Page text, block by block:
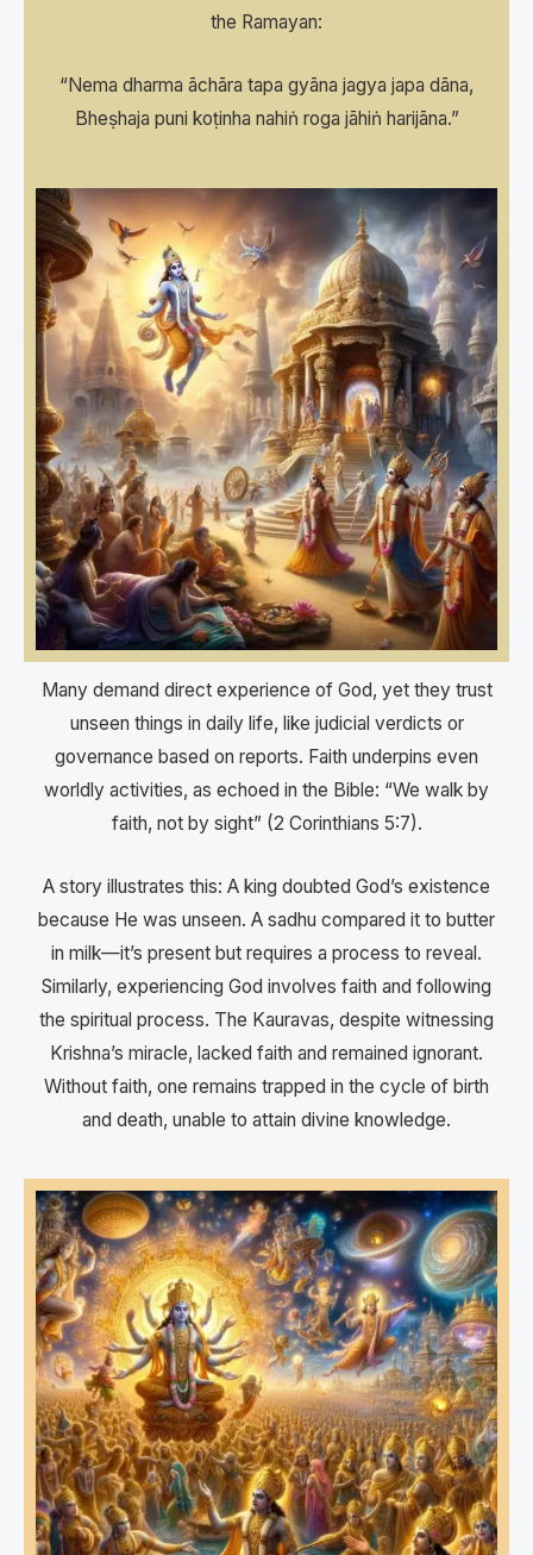
the Ramayan:
“Nema dharma āchāra tapa gyāna jagya japa dāna,
Bheṣhaja puni koṭinha nahiṅ roga jāhiṅ harijāna.”
Many demand direct experience of God, yet they trust
unseen things in daily life, like judicial verdicts or
governance based on reports. Faith underpins even
worldly activities, as echoed in the Bible: “We walk by
faith, not by sight” (2 Corinthians 5:7).
A story illustrates this: A king doubted God’s existence
because He was unseen. A sadhu compared it to butter
in milk—it’s present but requires a process to reveal.
Similarly, experiencing God involves faith and following
the spiritual process. The Kauravas, despite witnessing
Krishna’s miracle, lacked faith and remained ignorant.
Without faith, one remains trapped in the cycle of birth
and death, unable to attain divine knowledge.